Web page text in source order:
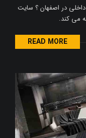
داخلی در اصفهان ؟ سایت
می کند.
READ MORE